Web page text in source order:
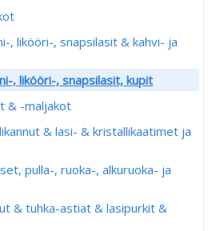
, likööri-, snapsilasit & kahvi- ja
, likööri-, snapsilasit, kupit
& -maljakot
& lasi- & kristallikaatimet ja
pulla-, ruoka-, alkuruoka- ja
& tuhka-astiat & lasipurkit &